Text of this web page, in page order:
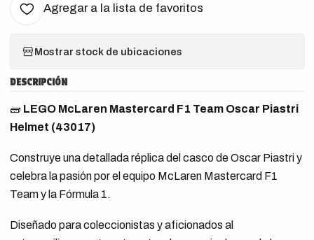
Agregar a la lista de favoritos
Mostrar stock de ubicaciones
DESCRIPCIÓN
🧱 LEGO McLaren Mastercard F1 Team Oscar Piastri
Helmet (43017)
Construye una detallada réplica del casco de Oscar Piastri y
celebra la pasión por el equipo McLaren Mastercard F1
Team y la Fórmula 1.
Diseñado para coleccionistas y aficionados al